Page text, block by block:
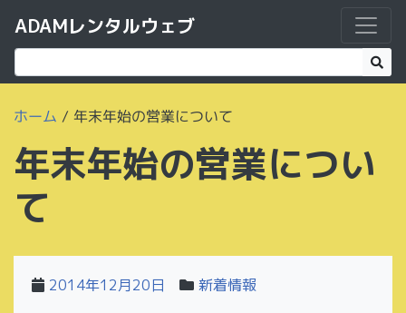
ADAMレンタルウェブ
ホーム /年末年始の営業について
年末年始の営業につい
て
2014年12月20日 新着情報